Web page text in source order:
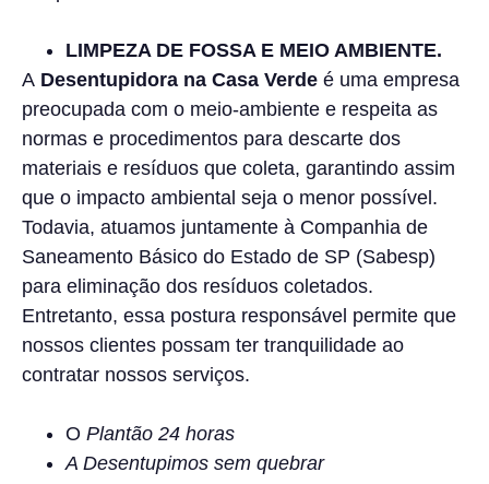
LIMPEZA DE FOSSA E MEIO AMBIENTE.
A Desentupidora na Casa Verde é uma empresa
preocupada com o meio-ambiente e respeita as
normas e procedimentos para descarte dos
materiais e resíduos que coleta, garantindo assim
que o impacto ambiental seja o menor possível.
Todavia, atuamos juntamente à Companhia de
Saneamento Básico do Estado de SP (Sabesp)
para eliminação dos resíduos coletados.
Entretanto, essa postura responsável permite que
nossos clientes possam ter tranquilidade ao
contratar nossos serviços.
O Plantão 24 horas
A Desentupimos sem quebrar